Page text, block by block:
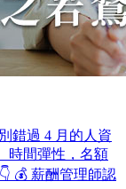
錯過 4 月的人資
時間彈性，名額
💰 薪酬管理師認